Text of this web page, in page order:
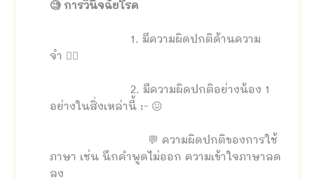
🧐 การวินิจฉัยโรค
1. มีความผิดปกติด้านความ
จำ 🤦‍♀️
2. มีความผิดปกติอย่างน้อง 1
อย่างในสิ่งเหล่านี้ :- 😖
💬 ความผิดปกติของการใช้
ภาษา เช่น นึกคำพูดไม่ออก ความเข้าใจภาษาลด
ลง